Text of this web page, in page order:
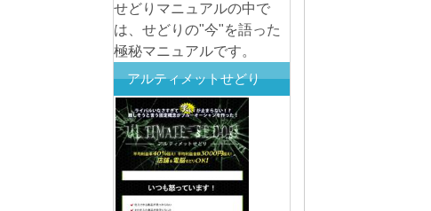
せどりマニュアルの中で
は、せどりの"今"を語った
極秘マニュアルです。
アルティメットせどり